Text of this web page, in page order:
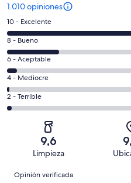
1.010 opiniones
Evaluación:
10
-
Excelente.
726
de
1010
opiniones
10 - Excelente
Evaluación:
8
-
Bueno.
211
de
opiniones
8 - Bueno
Evaluación:
6
-
Aceptable.
45
opiniones
6 - Aceptable
Evaluación:
4
-
4 - Mediocre
Evaluación:
2
1010
2 - Terrible
9,6
Limpieza
Opiniones
Opinión verificada